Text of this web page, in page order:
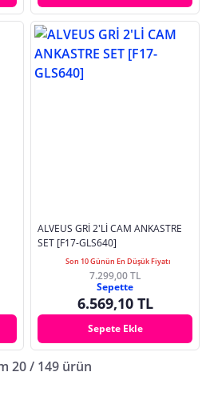
ALVEUS GRİ 2'Lİ CAM ANKASTRE
SET [F17-GLS640]
Son 10 Günün En Düşük Fiyatı
7.299,00 TL
Sepette
6.569,10 TL
Sepete Ekle
20 / 149 ürün